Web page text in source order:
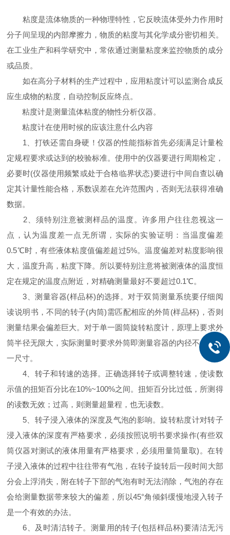
粘度是流体物质的一种物理特性，它反映流体受外力作用时
分子间呈现的内部摩擦力，物质的粘度与其化学成分密切相关。
在工业生产和科学研究中，常依通过测量粘度来监控物质的成分
或品质。
如在高分子材料的生产过程中，应用粘度计可以监测合成反
应生成物的粘度，自动控制反应终点。
粘度计是测量流体粘度的物性分析仪器。
粘度计在使用时候的应该注意什么内容
1、打铁还需自身硬！仪器的性能指标首先必须满足计量检
定规程要求或达到的校验标准。使用中的仪器要进行周期检定，
必要时(仪器使用频繁或处于合格临界状态)要进行中间自查以确
定其计量性能合格，系数误差在允许范围内，否则无法获得准确
数据。
2、须特别注意被测样品的温度。许多用户往往忽视这一
点，认为温度差一点无所谓，实际的实验证明：当温度偏差
0.5℃时，有些液体粘度值偏差超过5%。温度偏差对粘度影响很
大，温度升高，粘度下降。所以要特别注意将被测液体的温度恒
定在规定的温度点附近，对精确测量最好不要超过0.1℃。
3、测量容器(样品杯)的选择。对于双筒测量系统要仔细阅
读说明书，不同的转子(内筒)需匹配相应的外筒(样品杯)，否则
测量结果会偏差巨大。对于单一圆筒旋转粘度计，原理上要求外
筒半径无限大，实际测量时要求外筒即测量容器的内径不低于某
一尺寸。
4、转子和转速的选择。正确选择转子或调整转速，使读数
示值的扭矩百分比在10%~100%之间。扭矩百分比过低，所测得
的读数无效；过高，则测量超量程，也无读数。
5、转子浸入液体的深度及气泡的影响。旋转粘度计对转子
浸入液体的深度有严格要求，必须按照说明书要求操作(有些双
筒仪器对测试的液体用量有严格要求，必须用量筒量取)。在转
子浸入液体的过程中往往带有气泡，在转子旋转后一段时间大部
分会上浮消失，附在转子下部的气泡有时无法消除，气泡的存在
会给测量数据带来较大的偏差，所以45°角倾斜缓慢地浸入转子
是一个有效的办法。
6、及时清洁转子。测量用的转子(包括样品杯)要清洁无污